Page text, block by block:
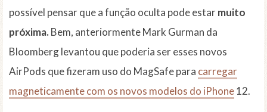
possível pensar que a função oculta pode estarmuito
próxima.Bem, anteriormente Mark Gurman da
Bloomberg levantou que poderia ser esses novos
AirPods que fizeram uso do MagSafe para carregar
magneticamente com os novos modelos do iPhone12.